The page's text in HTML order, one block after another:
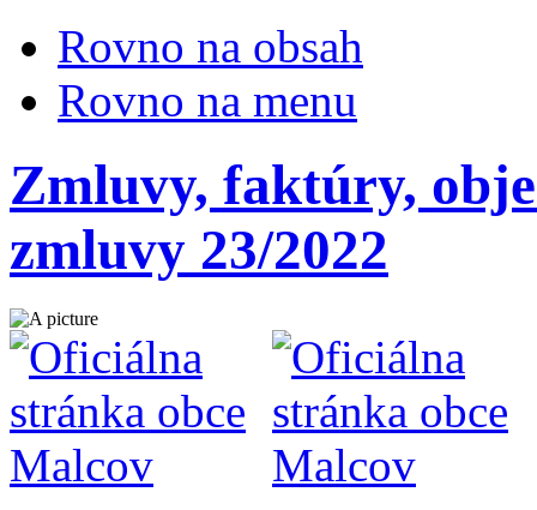
Rovno na obsah
Rovno na menu
Zmluvy, faktúry,
zmluvy 23/2022